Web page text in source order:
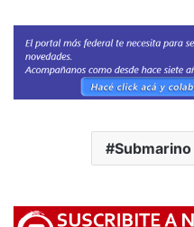
Submarino